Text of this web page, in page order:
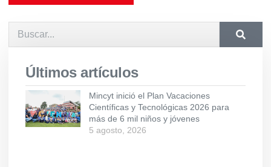
Últimos artículos
Mincyt inició el Plan Vacaciones
Científicas y Tecnológicas 2026 para
más de 6 mil niños y jóvenes
5 agosto, 2026